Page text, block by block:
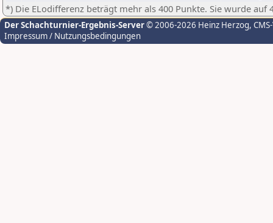
*) Die ELodifferenz beträgt mehr als 400 Punkte. Sie wurde auf
Der Schachturnier-Ergebnis-Server© 2006-2026 Heinz Herzog,
Impressum / Nutzungsbedingungen